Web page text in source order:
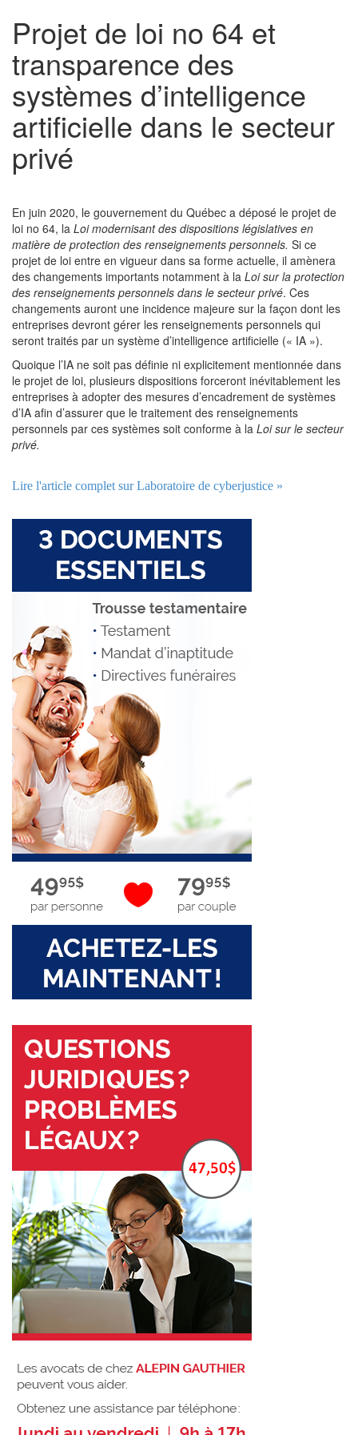
Projet de loi no 64 et
transparence des
systèmes d’intelligence
artificielle dans le secteur
privé
En juin 2020, le gouvernement du Québec a déposé le projet de
loi no 64, la Loi modernisant des dispositions législatives en
matière de protection des renseignements personnels. Si ce
projet de loi entre en vigueur dans sa forme actuelle, il amènera
des changements importants notamment à la Loi sur la protection
des renseignements personnels dans le secteur privé. Ces
changements auront une incidence majeure sur la façon dont les
entreprises devront gérer les renseignements personnels qui
seront traités par un système d’intelligence artificielle (« IA »).
Quoique l’IA ne soit pas définie ni explicitement mentionnée dans
le projet de loi, plusieurs dispositions forceront inévitablement les
entreprises à adopter des mesures d’encadrement de systèmes
d’IA afin d’assurer que le traitement des renseignements
personnels par ces systèmes soit conforme à la Loi sur le secteur
privé.
Lire l'article complet sur Laboratoire de cyberjustice »